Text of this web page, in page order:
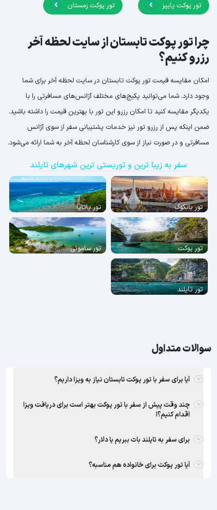
تور پوکت پاییز تور پوکت زمستان
چرا تور پوکت تابستان از سایت لحظه آخر
رزرو کنیم؟
امکان مقایسه قیمت تور پوکت تابستان در سایت لحظه آخر برای شما
وجود دارد. شما می‌توانید پکیج‌های مختلف آژانس‌های مسافرتی را با
یکدیگر مقایسه کنید تا امکان رزرو این تور با بهترین قیمت را داشته باشید.
ضمن اینکه پس از رزرو تور نیز خدمات پشتیبانی سفر از سوی آژانس
مسافرتی و در صورت نیاز از سوی کارشناسان لحظه آخر به شما ارائه می‌شود.
سفر به زیبا ترین و توریستی ترین شهرهای تایلند
تور بانکوک تور پاتایا
تور پوکت تور ساموئی
تور تایلند
سوالات متداول
آیا برای سفر با تور پوکت تابستان نیاز به ویزا داریم؟
چند وقت پیش از سفر با تور پوکت بهتر است برای دریافت ویزا
اقدام کنیم؟ا
برای سفر به تایلند بات ببریم یا دلار؟
آیا تور پوکت برای خانواده هم مناسبه؟